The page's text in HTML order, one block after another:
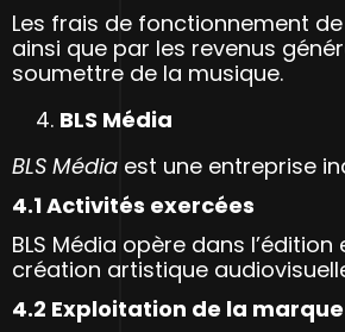
Les frais de fonctionnement de
ainsi que par les revenus
soumettre de la musique.
BLS Média
BLS Média est une entreprise
4.1 Activités exercées
BLS Média opère dans
création artistique
4.2 Exploitation de la marque